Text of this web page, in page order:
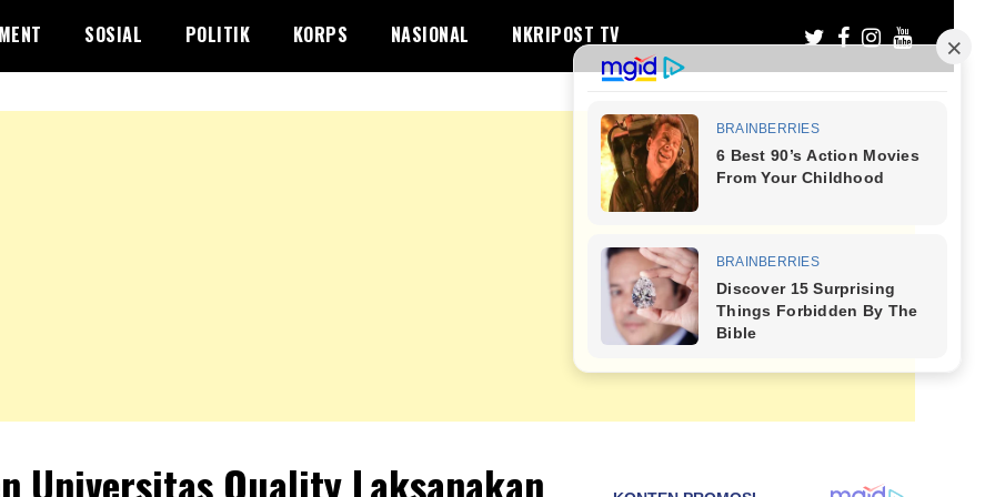
SOSIAL POLITIK KORPS NASIONAL NKRIPOST TV
Universitas Quality Laksanakan